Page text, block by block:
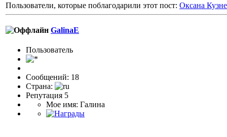
Пользователи, которые поблагодарили этот пост: Оксана
GalinaE
Пользоватeль
Сообщений: 18
Страна:
Репутация 5
Мое имя: Галина